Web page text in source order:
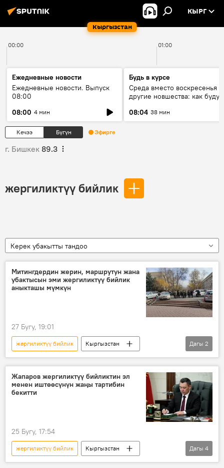
Кыргызстан
КЫРГ
00:00 01:00
Ежедневные новости
Ежедневные новости. Выпуск
08:00
08:00 4 мин
Будь в курсе
Среда вместо воскресенья и
другие новшества: как будут
08:04 38 мин
Кечээ Бүгүн Эфирге
г. Бишкек 89.3
жергиликтүү бийлик
Керек убакытты тандоо
Митингдердин жерин, маршрутун жана
убактысын эми жергиликтүү бийлик
аныкташы мүмкүн
27 Бугу, 19:01
жергиликтүү бийлик
Кыргызстан
митинг
мыйзам долбоору
өзгөртүү
Дагы 2
Жапаров жергиликтүү бийликтин эл
менен иштөөсүнүн жаңы тартибин
бекитти
25 Бугу, 17:54
жергиликтүү бийлик
Кыргызстан
Башкы прокуратура
жарлык
Дагы 4